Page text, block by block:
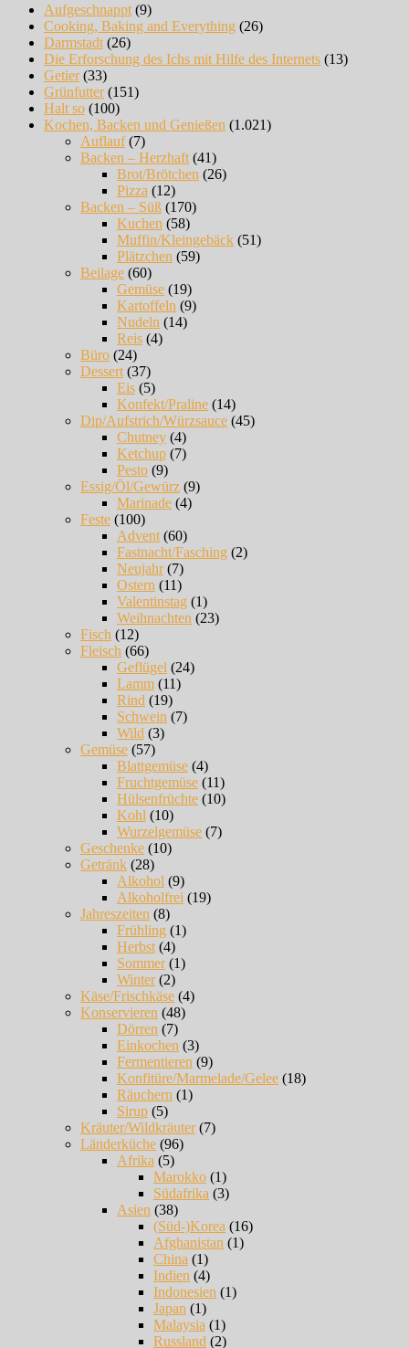
Aufgeschnappt (9)
Cooking, Baking and Everything (26)
Darmstadt (26)
Die Erforschung des Ichs mit Hilfe des Internets (13)
Getier(33)
Grünfutter(151)
Halt so (100)
Kochen, Backen und Genießen (1.021)
Auflauf(7)
Backen – Herzhaft (41)
Brot/Brötchen (26)
Pizza (12)
Backen – Süß (170)
Kuchen (58)
Muffin/Kleingebäck (51)
Plätzchen (59)
Beilage (60)
Gemüse (19)
Kartoffeln (9)
Nudeln (14)
Reis (4)
Büro (24)
Dessert (37)
Eis (5)
Konfekt/Praline (14)
Dip/Aufstrich/Würzsauce (45)
Chutney (4)
Ketchup (7)
Pesto (9)
Essig/Öl/Gewürz (9)
Marinade (4)
Feste (100)
Advent (60)
Fastnacht/Fasching (2)
Neujahr(7)
Ostern (11)
Valentinstag (1)
Weihnachten (23)
Fisch (12)
Fleisch (66)
Geflügel (24)
Lamm (11)
Rind (19)
Schwein (7)
Wild (3)
Gemüse (57)
Blattgemüse (4)
Fruchtgemüse (11)
Hülsenfrüchte (10)
Kohl (10)
Wurzelgemüse (7)
Geschenke (10)
Getränk (28)
Alkohol (9)
Alkoholfrei (19)
Jahreszeiten (8)
Frühling (1)
Herbst (4)
Sommer(1)
Winter(2)
Käse/Frischkäse (4)
Konservieren (48)
Dörren (7)
Einkochen (3)
Fermentieren (9)
Konfitüre/Marmelade/Gelee (18)
Räuchern (1)
Sirup (5)
Kräuter/Wildkräuter(7)
Länderküche (96)
Afrika (5)
Marokko (1)
Südafrika (3)
Asien (38)
(Süd-)Korea (16)
Afghanistan (1)
China (1)
Indien (4)
Indonesien (1)
Japan (1)
Malaysia (1)
Russland (2)